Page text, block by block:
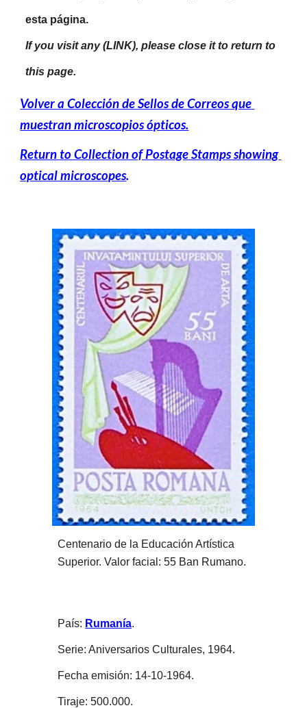
esta página.
If you visit any (LINK), please close it to return to
this page.
Volver a Colección de Sellos de Correos que
muestran microscopios ópticos.
Return to Collection of Postage Stamps showing
optical microscopes.
Centenario de la Educación Artística
Superior. Valor facial: 55 Ban Rumano.
País: Rumanía.
Serie: Aniversarios Culturales, 1964.
Fecha emisión: 14-10-1964.
Tiraje: 500.000.